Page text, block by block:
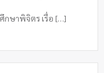
กษาพิจิตร เรื่อ […]